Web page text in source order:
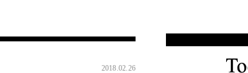
2018.02.26